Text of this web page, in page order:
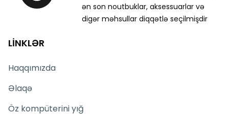
ən son noutbuklar, aksessuarlar və
digər məhsullar diqqətlə seçilmişdir
LİNKLƏR
Haqqımızda
Əlaqə
Öz kompüterini yığ